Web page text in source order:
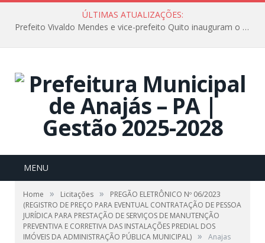
ÚLTIMAS ATUALIZAÇÕES:
Prefeito Vivaldo Mendes e vice-prefeito Quito inauguram o CAPS e fortalecem a saúde pública em Anajás.
MENU
Home » Licitações »
PREGÃO ELETRÔNICO Nº 06/2023
(REGISTRO DE PREÇO PARA EVENTUAL CONTRATAÇÃO DE PESSOA
JURÍDICA PARA PRESTAÇÃO DE SERVIÇOS DE MANUTENÇÃO
PREVENTIVA E CORRETIVA DAS INSTALAÇÕES PREDIAL DOS
IMÓVEIS DA ADMINISTRAÇÃO PÚBLICA MUNICIPAL) »
Anajas